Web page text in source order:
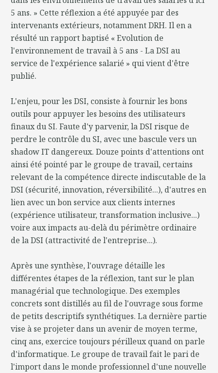
5 ans. » Cette réflexion a été appuyée par des
intervenants extérieurs, notamment DRH. Il en a
résulté un rapport baptisé « Evolution de
l'environnement de travail à 5 ans - La DSI au
service de l'expérience salarié » qui vient d'être
publié.
L'enjeu, pour les DSI, consiste à fournir les bons
outils pour appuyer les besoins des utilisateurs
finaux du SI. Faute d'y parvenir, la DSI risque de
perdre le contrôle du SI, avec une bascule vers un
shadow IT dangereux. Douze points d'attentions ont
ainsi été pointé par le groupe de travail, certains
relevant de la compétence directe indiscutable de la
DSI (sécurité, innovation, réversibilité...), d'autres en
lien avec un bon service aux clients internes
(expérience utilisateur, transformation inclusive...)
voire aux impacts au-delà du périmètre ordinaire
de la DSI (attractivité de l'entreprise...).
Après une synthèse, l'ouvrage détaille les
différentes étapes de la réflexion, tant sur le plan
managérial que technologique. Des exemples
concrets sont distillés au fil de l'ouvrage sous forme
de petits descriptifs synthétiques. La dernière partie
vise à se projeter dans un avenir de moyen terme,
cinq ans, exercice toujours périlleux quand on parle
d'informatique. Le groupe de travail fait le pari de
l'import dans le monde professionnel d'une nouvelle